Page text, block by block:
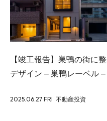
【竣工報告】巣鴨の街に
デザイン – 巣鴨レーベル –
2025.06.27 FRI 不動産投資